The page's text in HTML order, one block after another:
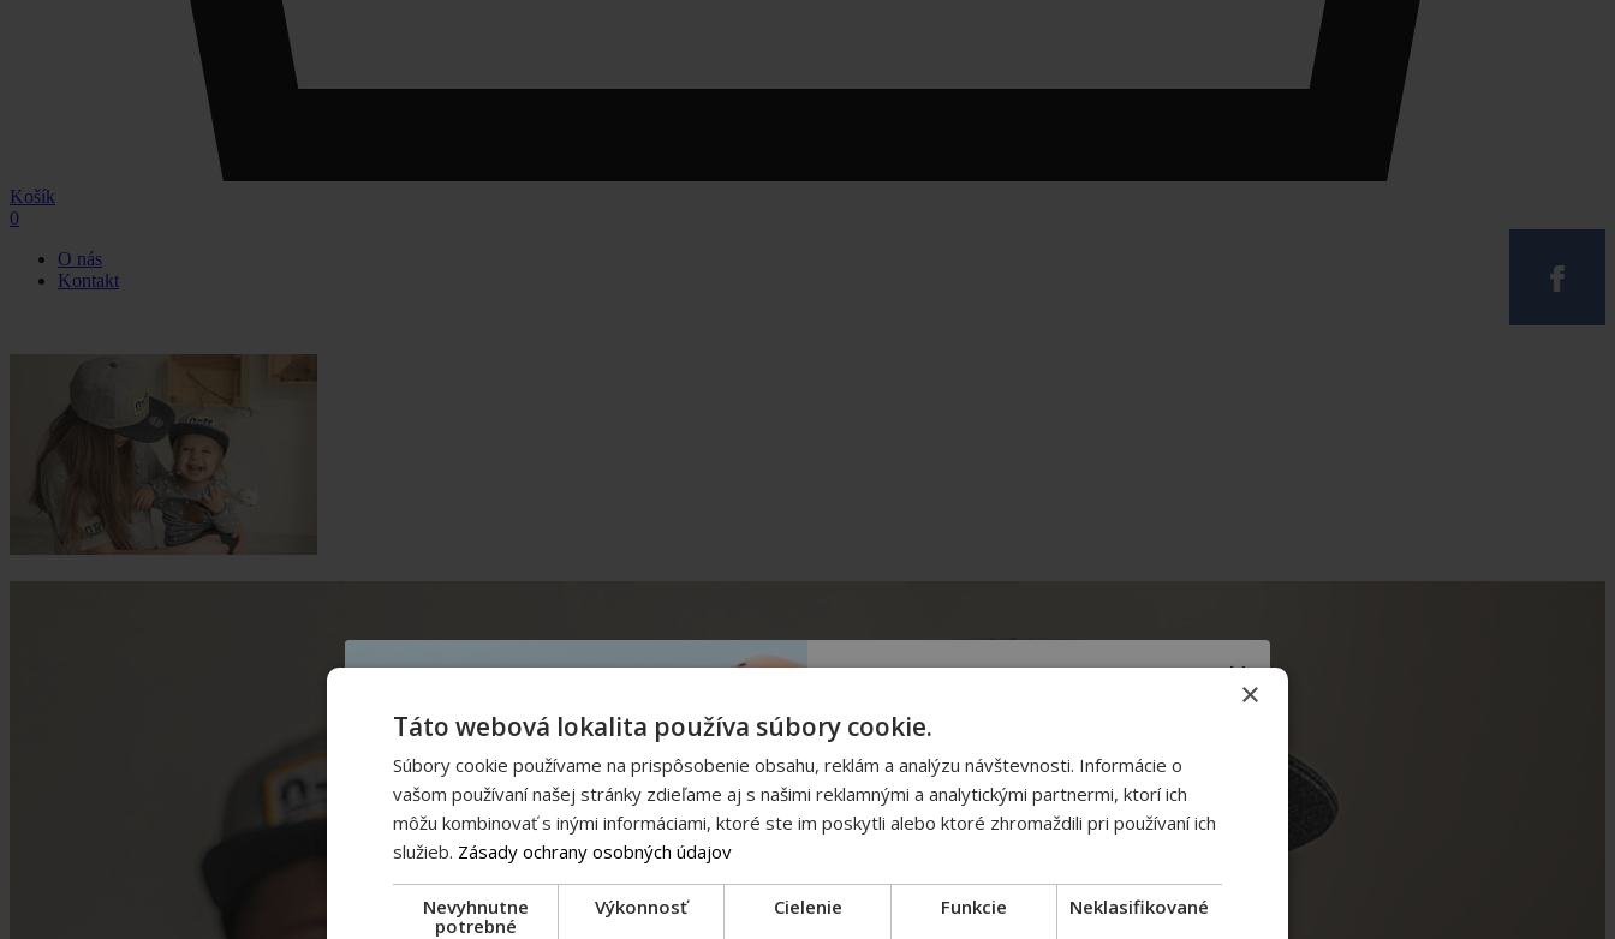
Košík
0
O nás
Kontakt
Nezmeškajte to!
To podstatné z nuff.sk priamo do
vašej emailovej schránky.
×
Táto webová lokalita používa súbory cookie.
Súbory cookie používame na prispôsobenie obsahu, reklám a analýzu návštevnosti. Informácie o
vašom používaní našej stránky zdieľame aj s našimi reklamnými a analytickými partnermi, ktorí ich
môžu kombinovať s inými informáciami, ktoré ste im poskytli alebo ktoré zhromaždili pri používaní ich
služieb. Zásady ochrany osobných údajov
Nevyhnutne
potrebné
Výkonnosť Cielenie Funkcie Neklasifikované